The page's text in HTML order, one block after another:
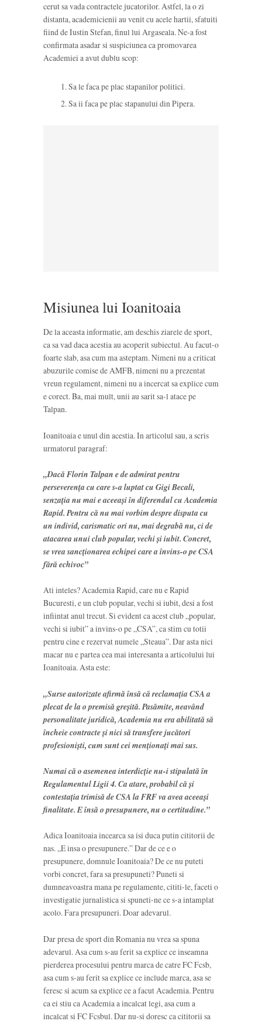
cerut sa vada contractele jucatorilor. Astfel, la o zi
distanta, academicienii au venit cu acele hartii, sfatuiti
fiind de Iustin Stefan, finul lui Argaseala. Ne-a fost
confirmata asadar si suspiciunea ca promovarea
Academiei a avut dublu scop:
Sa le faca pe plac stapanilor politici.
Sa ii faca pe plac stapanului din Pipera.
Misiunea lui Ioanitoaia
De la aceasta informatie, am deschis ziarele de sport,
ca sa vad daca acestia au acoperit subiectul. Au facut-o
foarte slab, asa cum ma asteptam. Nimeni nu a criticat
abuzurile comise de AMFB, nimeni nu a prezentat
vreun regulament, nimeni nu a incercat sa explice cum
e corect. Ba, mai mult, unii au sarit sa-l atace pe
Talpan.
Ioanitoaia e unul din acestia. In articolul sau, a scris
urmatorul paragraf:
„Dacă Florin Talpan e de admirat pentru
perseverența cu care s-a luptat cu Gigi Becali,
senzația nu mai e aceeași în diferendul cu Academia
Rapid. Pentru că nu mai vorbim despre disputa cu
un individ, carismatic ori nu, mai degrabă nu, ci de
atacarea unui club popular, vechi și iubit. Concret,
se vrea sancționarea echipei care a învins-o pe CSA
fără echivoc”
Ati inteles? Academia Rapid, care nu e Rapid
Bucuresti, e un club popular, vechi si iubit, desi a fost
infiintat anul trecut. Si evident ca acest club „popular,
vechi si iubit” a invins-o pe „CSA”, ca stim cu totii
pentru cine e rezervat numele „Steaua”. Dar asta nici
macar nu e partea cea mai interesanta a articolului lui
Ioanitoaia. Asta este:
„Surse autorizate afirmă însă că reclamația CSA a
plecat de la o premisă greșită. Pasămite, neavând
personalitate juridică, Academia nu era abilitată să
încheie contracte și nici să transfere jucători
profesioniști, cum sunt cei menționați mai sus.
Numai că o asemenea interdicție nu-i stipulată în
Regulamentul Ligii 4. Ca atare, probabil că și
contestația trimisă de CSA la FRF va avea aceeași
finalitate. E însă o presupunere, nu o certitudine.”
Adica Ioanitoaia incearca sa isi duca putin cititorii de
nas. „E insa o presupunere.” Dar de ce e o
presupunere, domnule Ioanitoaia? De ce nu puteti
vorbi concret, fara sa presupuneti? Puneti si
dumneavoastra mana pe regulamente, cititi-le, faceti o
investigatie jurnalistica si spuneti-ne ce s-a intamplat
acolo. Fara presupuneri. Doar adevarul.
Dar presa de sport din Romania nu vrea sa spuna
adevarul. Asa cum s-au ferit sa explice ce inseamna
pierderea procesului pentru marca de catre FC Fcsb,
asa cum s-au ferit sa explice ce include marca, asa se
feresc si acum sa explice ce a facut Academia. Pentru
ca ei stiu ca Academia a incalcat legi, asa cum a
incalcat si FC Fcsbul. Dar nu-si doresc ca cititorii sa